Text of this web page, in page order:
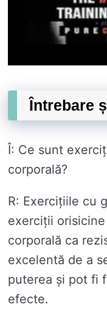
Întrebare
Î: Ce sunt
corporală?
R: Exercițiile cu
exerciții
corporală ca
excelentă de a
puterea și pot fi
efecte.